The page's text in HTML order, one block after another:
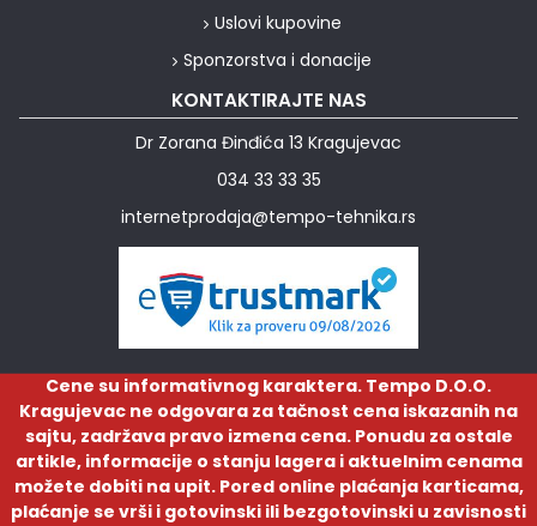
Uslovi kupovine
Sponzorstva i donacije
KONTAKTIRAJTE NAS
Dr Zorana Đinđića 13 Kragujevac
034 33 33 35
internetprodaja@tempo-tehnika.rs
Cene su informativnog karaktera. Tempo D.O.O.
Kragujevac ne odgovara za tačnost cena iskazanih na
sajtu, zadržava pravo izmena cena. Ponudu za ostale
artikle, informacije o stanju lagera i aktuelnim cenama
možete dobiti na upit. Pored online plaćanja karticama,
plaćanje se vrši i gotovinski ili bezgotovinski u zavisnosti